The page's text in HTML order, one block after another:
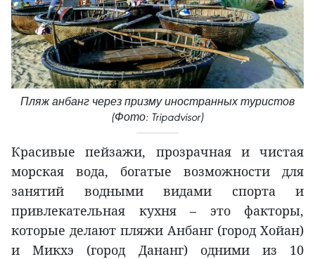
Пляж анбанг через призму иностранных туристов
(Фото: Tripadvisor)
Красивые пейзажи, прозрачная и чистая
морская вода, богатые возможности для
занятий водными видами спорта и
привлекательная кухня – это факторы,
которые делают пляжи Анбанг (город Хойан)
и Микхэ (город Дананг) одними из 10